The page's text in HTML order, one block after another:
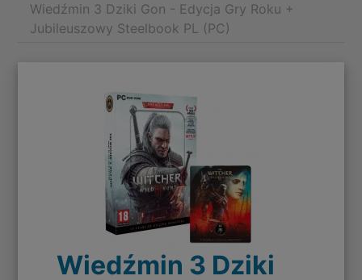
Wiedźmin 3 Dziki Gon - Edycja Gry Roku +
Jubileuszowy Steelbook PL (PC)
Wiedźmin 3 Dziki